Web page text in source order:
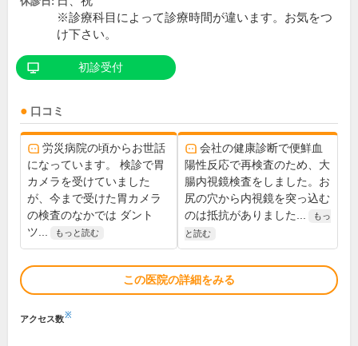
※診療科目によって診療時間が違います。お気をつ
け下さい。
初診受付
口コミ
労災病院の頃からお世話
になっています。 検診で胃
カメラを受けていました
が、今まで受けた胃カメラ
の検査のなかでは ダント
ツ...
もっと読む
会社の健康診断で便鮮血
陽性反応で再検査のため、大
腸内視鏡検査をしました。お
尻の穴から内視鏡を突っ込む
のは抵抗がありました...
もっ
と読む
この医院の詳細をみる
アクセス数※